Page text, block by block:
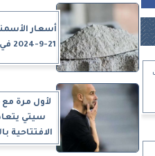
أسعار
21-9-2024 في محافظة المنيا
لأول مرة مع
سيتي
الافتتاحية